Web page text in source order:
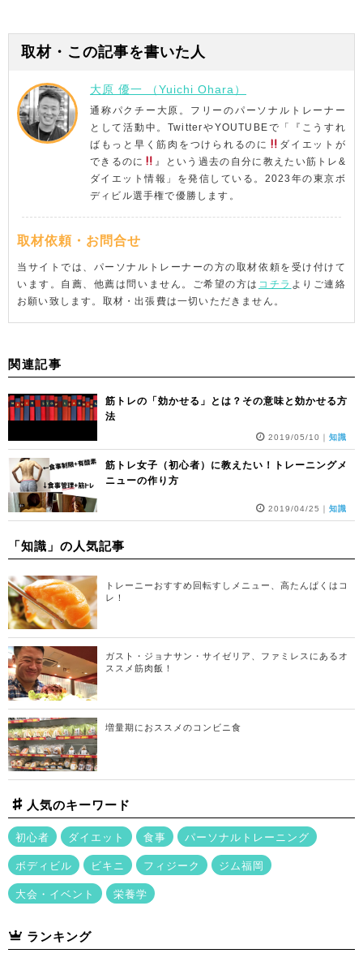
取材・この記事を書いた人
大原 優一 （Yuichi Ohara）
通称パクチー大原。フリーのパーソナルトレーナー
として活動中。TwitterやYOUTUBEで「『こうすれ
ばもっと早く筋肉をつけられるのに
ダイエットが
できるのに
』という過去の自分に教えたい筋トレ&
ダイエット情報」を発信している。2023年の東京ボ
ディビル選手権で優勝します。
取材依頼・お問合せ
当サイトでは、パーソナルトレーナーの方の取材依頼を受け付けて
います。自薦、他薦は問いません。ご希望の方は コチラ よりご連絡
お願い致します。取材・出張費は一切いただきません。
関連記事
筋トレの「効かせる」とは？その意味と効かせる方
法
2019/05/10 ｜ 知識
筋トレ女子（初心者）に教えたい！トレーニングメ
ニューの作り方
2019/04/25 ｜ 知識
「知識」の人気記事
トレーニーおすすめ回転すしメニュー、高たんぱくはコ
レ！
ガスト・ジョナサン・サイゼリア、ファミレスにあるオ
ススメ筋肉飯！
増量期におススメのコンビニ食
人気のキーワード
初心者 ダイエット 食事 パーソナルトレーニング
ボディビル ビキニ フィジーク ジム福岡
大会・イベント 栄養学
ランキング